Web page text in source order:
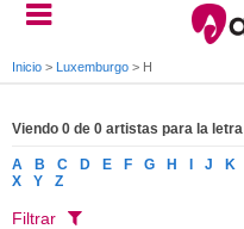
Inicio > Luxemburgo > H
Viendo 0 de 0 artistas para la letra
A B C D E F G H J K
X
Y Z
Filtrar